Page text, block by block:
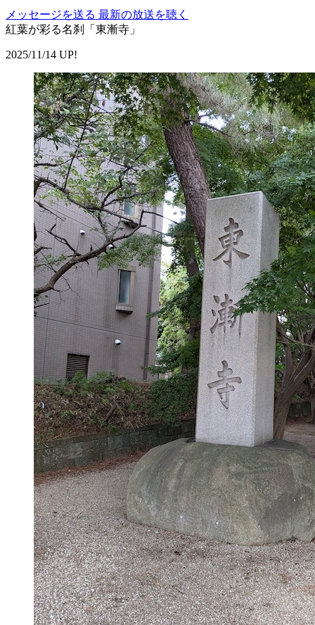
メッセージを送る 最新の放送を聴く
紅葉が彩る名刹「東漸寺」
2025/11/14 UP!